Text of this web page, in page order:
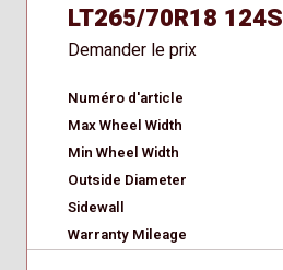
LT265/70R18 124S
Demander le prix
Numéro d'article
Max Wheel Width
Min Wheel Width
Outside Diameter
Sidewall
Warranty Mileage